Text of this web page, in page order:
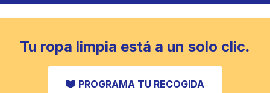
completamente. Diseñado para refrescar piezas
más pesadas que no caben en una lavadora
CONSULTAR PRECIOS
Tu ropa limpia está a un solo clic.
PROGRAMA TU RECOGIDA